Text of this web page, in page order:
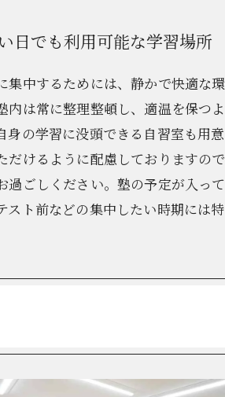
日でも利用可能な学習場所
集中するためには、静かで快適な
内は常に整理整頓し、適温を保つ
身の学習に没頭できる自習室も用
だけるように配慮しておりますの
過ごしください。塾の予定が入っ
スト前などの集中したい時期には